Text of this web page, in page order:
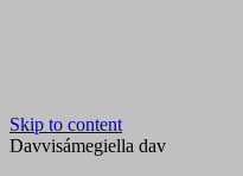
Skip to content
Davvisámegiella dav